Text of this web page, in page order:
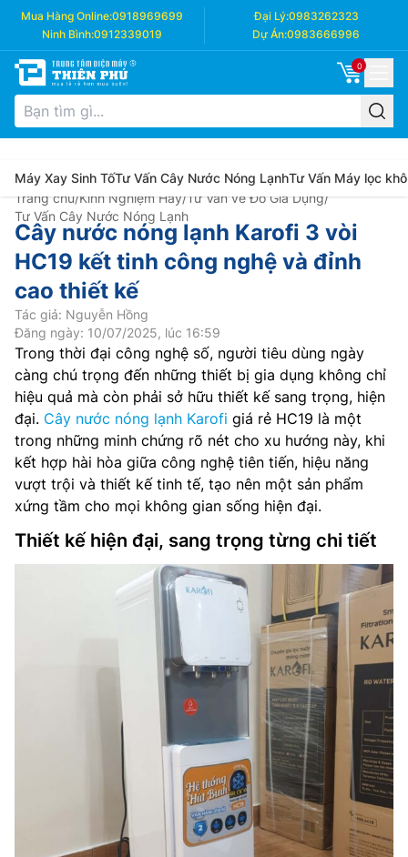
Mua Hàng Online:0918969699 Đại Lý:0983262323
Ninh Bình:0912339019 Dự Án:0983666996
0
Máy Xay Sinh TốTư Vấn Cây Nước Nóng LạnhTư Vấn Máy lọc
Trang chủ/Kinh Nghiệm Hay/Tư Vấn về Đồ Gia Dụng/
Tư Vấn Cây Nước Nóng Lạnh
Cây nước nóng lạnh Karofi 3 vòi
HC19 kết tinh công nghệ và đỉnh
cao thiết kế
Tác giả: Nguyễn Hồng
Đăng ngày: 10/07/2025, lúc 16:59
Trong thời đại công nghệ số, người tiêu dùng ngày
càng chú trọng đến những thiết bị gia dụng không chỉ
hiệu quả mà còn phải sở hữu thiết kế sang trọng, hiện
đại. Cây nước nóng lạnh Karofi giá rẻ HC19 là một
trong những minh chứng rõ nét cho xu hướng này, khi
kết hợp hài hòa giữa công nghệ tiên tiến, hiệu năng
vượt trội và thiết kế tinh tế, tạo nên một sản phẩm
xứng tầm cho mọi không gian sống hiện đại.
Thiết kế hiện đại, sang trọng từng chi tiết